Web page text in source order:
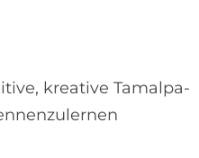
kreative Tamalpa-